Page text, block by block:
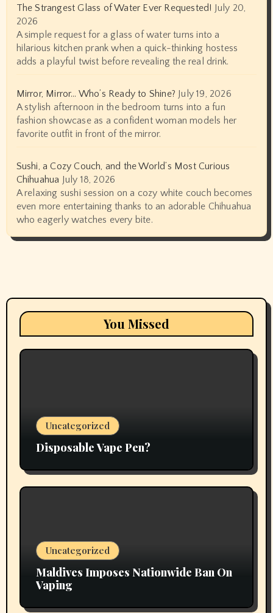
The Strangest Glass of Water Ever Requested! July 20,
2026
A simple request for a glass of water turns into a
hilarious kitchen prank when a quick-thinking hostess
adds a playful twist before revealing the real drink.
Mirror, Mirror… Who’s Ready to Shine? July 19, 2026
A stylish afternoon in the bedroom turns into a fun
fashion showcase as a confident woman models her
favorite outfit in front of the mirror.
Sushi, a Cozy Couch, and the World’s Most Curious
Chihuahua July 18, 2026
A relaxing sushi session on a cozy white couch becomes
even more entertaining thanks to an adorable Chihuahua
who eagerly watches every bite.
You Missed
Uncategorized
Disposable Vape Pen?
Uncategorized
Maldives Imposes Nationwide Ban On
Vaping